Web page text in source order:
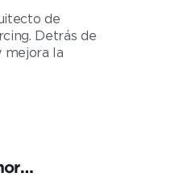
de
Detrás de
mejora la